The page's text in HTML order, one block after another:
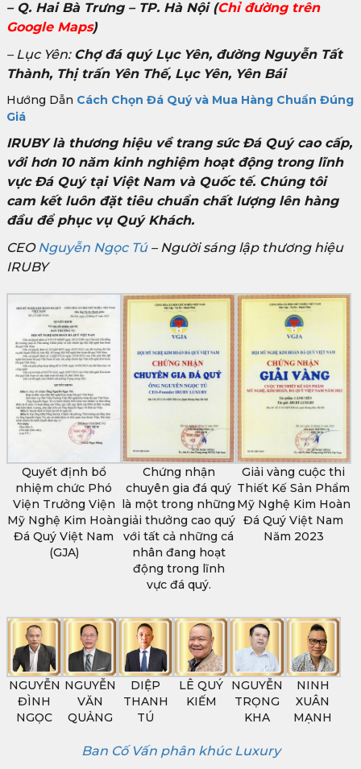
– Q. Hai Bà Trưng – TP. Hà Nội(Chỉ đường trên
Google Maps)
– Lục Yên: Chợ đá quý Lục Yên, đường Nguyễn Tất
Thành, Thị trấn Yên Thế, Lục Yên, Yên Bái
Hướng Dẫn Cách Chọn Đá Quý và Mua Hàng Chuẩn Đúng
Giá
IRUBY là thương hiệu về trang sức Đá Quý cao cấp,
với hơn 10 năm kinh nghiệm hoạt động trong lĩnh
vực Đá Quý tại Việt Nam và Quốc tế. Chúng tôi
cam kết luôn đặt tiêu chuẩn chất lượng lên hàng
đầu để phục vụ Quý Khách.
CEONguyễn Ngọc Tú– Người sáng lập thương hiệu
IRUBY
Quyết định bổ
nhiệm chức Phó
Viện Trưởng Viện
Mỹ Nghệ Kim Hoàn
Đá Quý Việt Nam
(GJA)
Chứng nhận
chuyên gia đá quý
là một trong những
giải thưởng cao quý
với tất cả những cá
nhân đang hoạt
động trong lĩnh
vực đá quý.
Giải vàng cuộc thi
Thiết Kế Sản Phẩm
Mỹ Nghệ Kim Hoàn
Đá Quý Việt Nam
Năm 2023
NGUYỄN
ĐÌNH
NGỌC
NGUYỄN
VĂN
QUẢNG
DIỆP
THANH
TÚ
LÊ QUÝ
KIẾM
NGUYỄN
TRỌNG
KHA
NINH
XUÂN
MẠNH
Ban Cố Vấn phân khúc Luxury